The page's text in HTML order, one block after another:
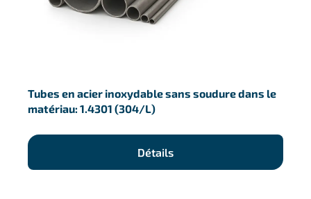
Tubes en acier inoxydable sans soudure dans le
matériau: 1.4301 (304/L)
Détails